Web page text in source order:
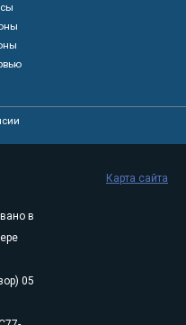
в
05
Карта сайта